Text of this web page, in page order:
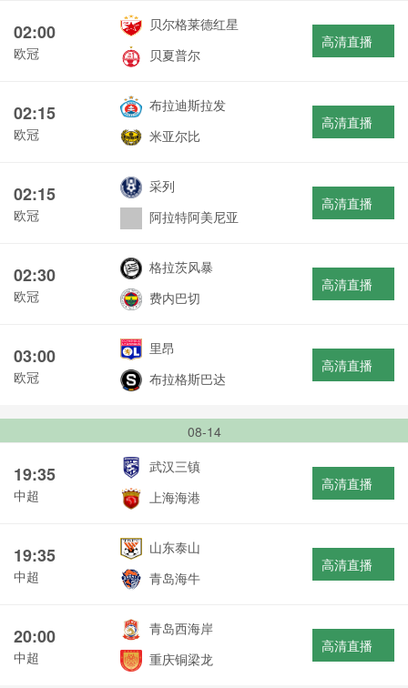
02:00
欧冠
贝尔格莱德红星
贝夏普尔
高清直播
02:15
欧冠
布拉迪斯拉发
米亚尔比
高清直播
02:15
欧冠
采列
阿拉特阿美尼亚
高清直播
02:30
欧冠
格拉茨风暴
费内巴切
高清直播
03:00
欧冠
里昂
布拉格斯巴达
高清直播
08-14
19:35
中超
武汉三镇
上海海港
高清直播
19:35
中超
山东泰山
青岛海牛
高清直播
20:00
中超
青岛西海岸
重庆铜梁龙
高清直播